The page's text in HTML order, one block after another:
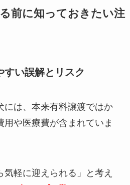
前に知っておきたい注
すい誤解とリスク
には、本来有料譲渡ではか
用や医療費が含まれていま
気軽に迎えられる」と考え